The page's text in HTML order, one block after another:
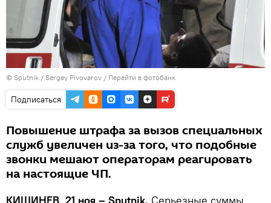
© Sputnik / Sergey Pivovarov / Перейти в фотобанк
Подписаться
Повышение штрафа за вызов специальных
служб увеличен из-за того, что подобные
звонки мешают операторам реагировать
на настоящие ЧП.
КИШИНЕВ, 21 ноя – Sputnik. Серьезные суммы